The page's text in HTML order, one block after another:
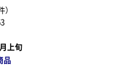
）
上旬
品